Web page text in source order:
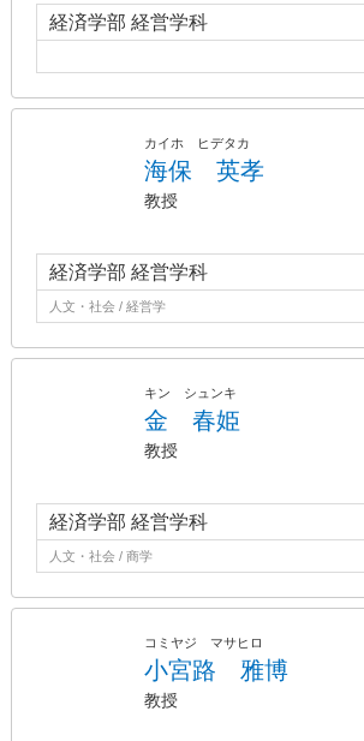
経済学部 経営学科
カイホ ヒデタカ
海保 英孝
教授
経済学部 経営学科
人文・社会 / 経営学
キン シュンキ
金 春姫
教授
経済学部 経営学科
人文・社会 / 商学
コミヤジ マサヒロ
小宮路 雅博
教授